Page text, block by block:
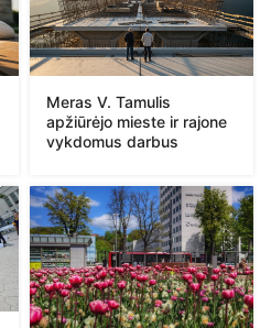
Meras V. Tamulis
apžiūrėjo mieste ir rajone
vykdomus darbus